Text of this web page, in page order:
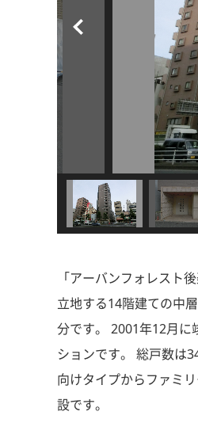
「アーバンフォレスト
立地する14階建ての中
分です。 2001年12月に
ションです。 総戸数は
向けタイプからファミ
設です。